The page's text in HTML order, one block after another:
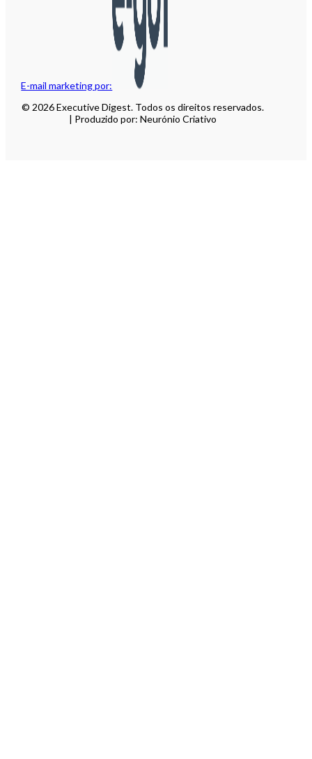
E-mail marketing por:
© 2026 Executive Digest. Todos os direitos reservados.
| Produzido por: Neurónio Criativo